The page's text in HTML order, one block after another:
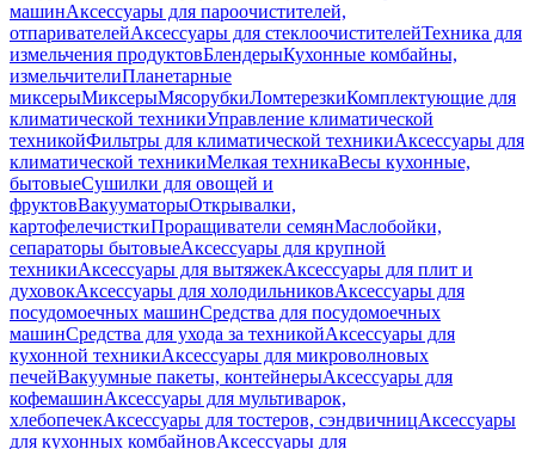
машинАксессуары для пароочистителей,
отпаривателейАксессуары для стеклоочистителейТехника для
измельчения продуктовБлендерыКухонные комбайны,
измельчителиПланетарные
миксерыМиксерыМясорубкиЛомтерезкиКомплектующие для
климатической техникиУправление климатической
техникойФильтры для климатической техникиАксессуары для
климатической техникиМелкая техникаВесы кухонные,
бытовыеСушилки для овощей и
фруктовВакууматорыОткрывалки,
картофелечисткиПроращиватели семянМаслобойки,
сепараторы бытовыеАксессуары для крупной
техникиАксессуары для вытяжекАксессуары для плит и
духовокАксессуары для холодильниковАксессуары для
посудомоечных машинСредства для посудомоечных
машинСредства для ухода за техникойАксессуары для
кухонной техникиАксессуары для микроволновых
печейВакуумные пакеты, контейнерыАксессуары для
кофемашинАксессуары для мультиварок,
хлебопечекАксессуары для тостеров, сэндвичницАксессуары
для кухонных комбайновАксессуары для